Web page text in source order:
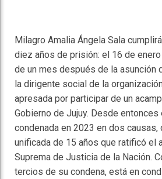
Milagro Amalia Ángela Sala
diez años de prisión: el 16 de
de un mes después de la asunción
la dirigente social de la
apresada por participar de un
Gobierno de Jujuy. Desde entonces
condenada en 2023 en dos causas,
unificada de 15 años que ratificó el
Suprema de Justicia de la Nación.
tercios de su condena, está en